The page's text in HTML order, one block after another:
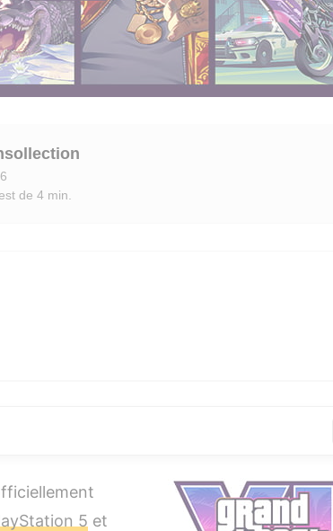
de 4 min.
5 et